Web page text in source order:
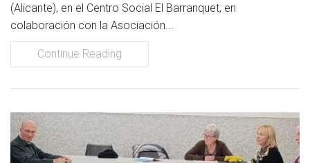
(Alicante), en el Centro Social El Barranquet, en
colaboración con la Asociación...
Continue Reading